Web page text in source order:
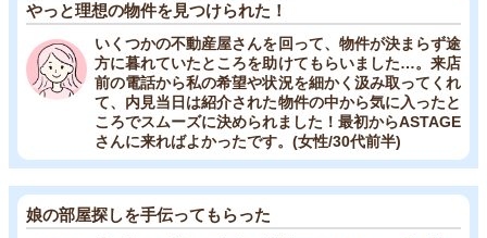
やっと理想の物件を見つけられた！
いくつかの不動産屋さんを回って、物件が決まらず途
方に暮れていたところを助けてもらいました…。来店
前の電話から私の希望や状況を細かく汲み取ってくれ
て、内見当日は紹介された物件の中から気に入ったと
ころでスムーズに決められました！最初からASTAGE
さんに来ればよかったです。(女性/30代前半)
娘の部屋探しを手伝ってもらった